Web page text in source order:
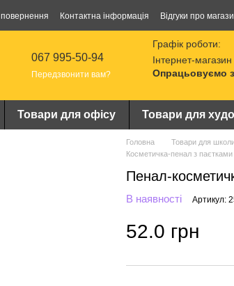
Контактна інформація Відгуки про
067 995-50-94
Передзвонити вам?
Графік роботи:
Інтернет-
Опрацьовуємо
Товари для офісу Товари для
Головна Товари для
Косметичка-пенал з
Пенал-
В наявності Артикул:
52.0 грн